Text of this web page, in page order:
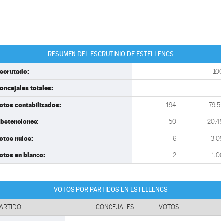
RESUMEN DEL ESCRUTINIO DE ESTELLENCS
totales:
contabilizados: 194
50
nulos: 6
en blanco: 2
VOTOS POR PARTIDOS EN ESTELLENCS
CONCEJALES VOTOS